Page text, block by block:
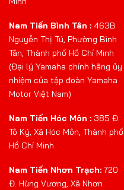
Nam Tiến Bình Tân : 463B
Nguyễn Thị Tú, Phường Bình
Tân, Thành phố Hồ Chí Minh
(Đại lý Yamaha chính hãng ủy
nhiệm của tập đoàn Yamaha
Motor Việt Nam)
Nam Tiến Hóc Môn : 385 Đ.
Tô Ký, Xã Hóc Môn, Thành phố
Hồ Chí Minh
Nam Tiến Nhơn Trạch: 720
Đ. Hùng Vương, Xã Nhơn